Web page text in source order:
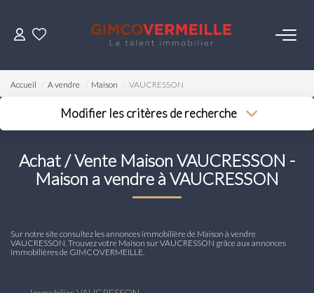
ACHETER
VENDRE
LOUER
ESTIMER
NOS SERVICES
Accueil A vendre Maison VAUCRESSON
Modifier les critères de recherche
Sélectionnez...
Type de bien Surface min
Créer une alerte
Achat / Vente Maison VAUCRESSON -
Maison a vendre à VAUCRESSON
Sur notre site consultez les annonces immobilière de Maison à vendre
VAUCRESSON. Trouvez votre Maison sur VAUCRESSON grâce aux annonces
immobilières de GIMCOVERMEILLE.